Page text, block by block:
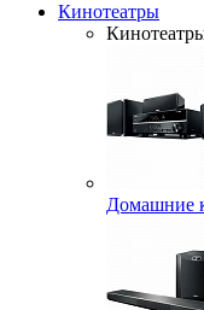
Кинотеатры
Домашние